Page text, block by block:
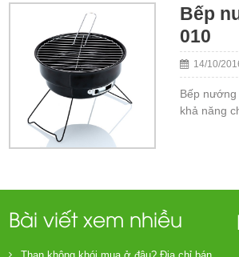
Bếp
010
14/10/
​Bếp
khả năng
Bài viết xem nhiều